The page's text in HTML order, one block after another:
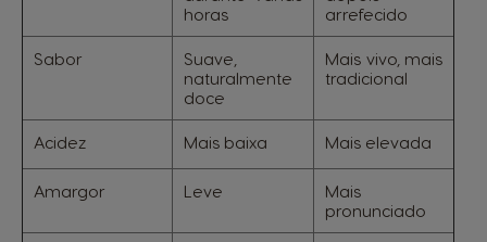
horas
arrefecido
Sabor
Suave,
naturalmente
doce
Mais vivo, mais
tradicional
Acidez Mais baixa Mais elevada
Amargor Leve
Mais
pronunciado